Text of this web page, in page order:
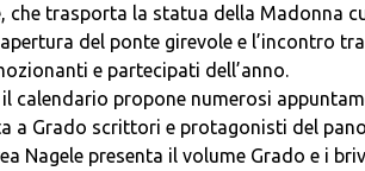
che trasporta la statua della Madonna
del ponte girevole e l’incontro
e partecipati dell’anno.
calendario propone numerosi
a Grado scrittori e protagonisti del
Nagele presenta il volume Grado e i